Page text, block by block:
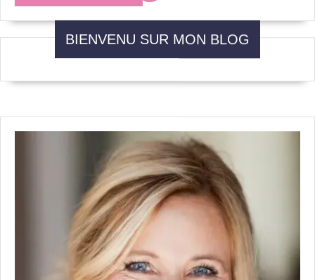
SUITE
BIENVENU SUR MON BLOG